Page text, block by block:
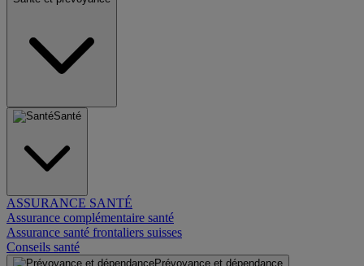
Santé
ASSURANCE SANTÉ
Assurance complémentaire santé
Assurance santé frontaliers suisses
Conseils santé
Prévoyance et dépendance